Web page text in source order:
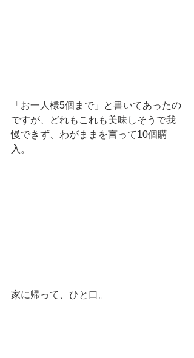
「お一人様5個まで」と書いてあったの
ですが、どれもこれも美味しそうで我
慢できず、わがままを言って10個購
入。
家に帰って、ひと口。